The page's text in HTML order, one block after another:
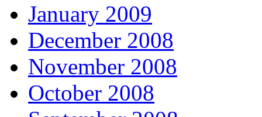
January 2009
December 2008
November 2008
October 2008